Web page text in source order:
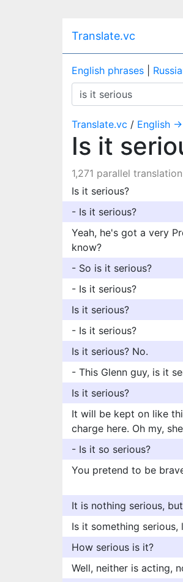
Translate.vc
English phrases
Translate.vc / English
Is it
1,271 parallel translation
Is it serious?
- Is it serious?
Yeah, he's got a very
know?
- So is it serious?
- Is it serious?
Is it serious?
- Is it serious?
Is it serious? No.
- This Glenn guy, is it
Is it serious?
It will be kept on like
charge here. Oh my,
- Is it so serious?
You pretend to be
It is nothing serious,
Is it something serious,
How serious is it?
Well, neither is acting,